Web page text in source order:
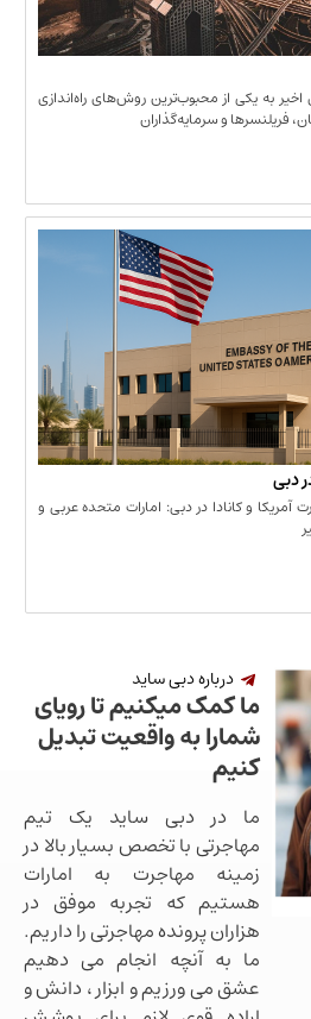
روش‌های راه‌اندازی
در دبی: امارات متحده عربی و
دبی ساید
میکنیم تا رویای
به واقعیت تبدیل
دبی ساید یک تیم
با تخصص بسیار بالا در
مهاجرت به امارات
که تجربه موفق در
پرونده مهاجرتی را داریم.
آنچه انجام می دهیم
ورزیم و ابزار ، دانش و